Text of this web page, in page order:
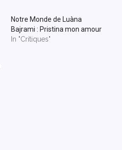
Notre Monde de Luàna
Bajrami : Pristina mon amour
In "Critiques"